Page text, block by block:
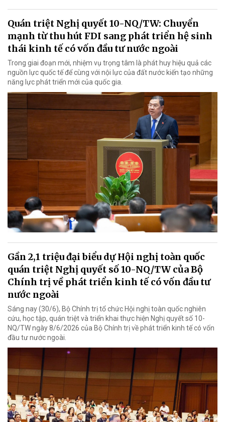
Quán triệt Nghị quyết 10-NQ/TW: Chuyển
mạnh từ thu hút FDI sang phát triển hệ sinh
thái kinh tế có vốn đầu tư nước ngoài
Trong giai đoạn mới, nhiệm vụ trọng tâm là phát huy hiệu quả các
nguồn lực quốc tế để cùng với nội lực của đất nước kiến tạo những
năng lực phát triển mới của quốc gia.
Gần 2,1 triệu đại biểu dự Hội nghị toàn quốc
quán triệt Nghị quyết số 10-NQ/TW của Bộ
Chính trị về phát triển kinh tế có vốn đầu tư
nước ngoài
Sáng nay (30/6), Bộ Chính trị tổ chức Hội nghị toàn quốc nghiên
cứu, học tập, quán triệt và triển khai thực hiện Nghị quyết số 10-
NQ/TW ngày 8/6/2026 của Bộ Chính trị về phát triển kinh tế có vốn
đầu tư nước ngoài.